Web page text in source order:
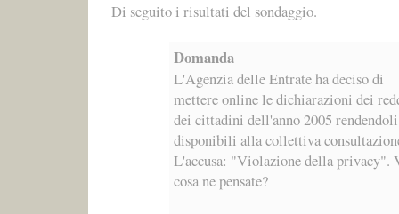
Di seguito i risultati del sondaggio.
Domanda
L'Agenzia delle Entrate ha deciso di
mettere online le dichiarazioni dei
dei cittadini dell'anno 2005 rendendoli
disponibili alla collettiva
L'accusa: "Violazione della privacy".
cosa ne pensate?